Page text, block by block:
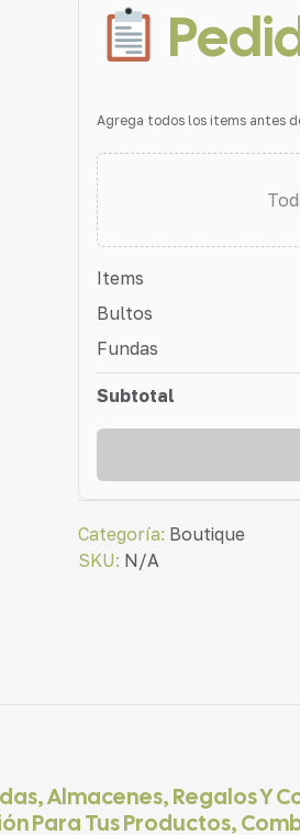
Agrega todos los items antes
Items
Bultos
Fundas
Subtotal
Categoría: Boutique
SKU: N/A
Almacenes, Regalos Y
Para Tus Productos,